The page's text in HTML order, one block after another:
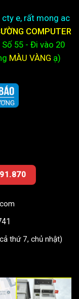
e, rất mong ac
COMPUTER
Số 55 - Đi vào 20
MÀU VÀNG ạ)
thứ 7, chủ nhật)